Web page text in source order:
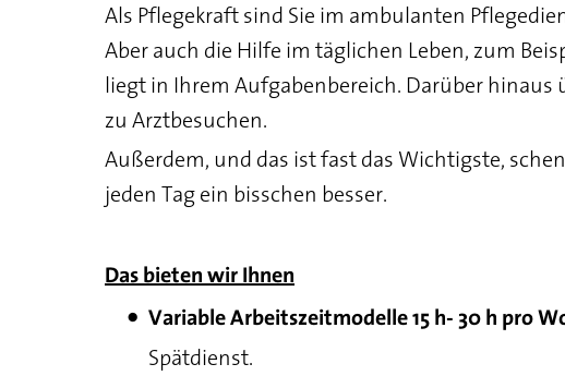
Als Pflegekraft sind Sie im ambulanten
Aber auch die Hilfe im täglichen Leben, zum
liegt in Ihrem Aufgabenbereich. Darüber
zu Arztbesuchen.
Außerdem, und das ist fast das Wichtigste,
jeden Tag ein bisschen besser.
Das bieten wir Ihnen
Variable Arbeitszeitmodelle 15 h- 30 h pro
Spätdienst.